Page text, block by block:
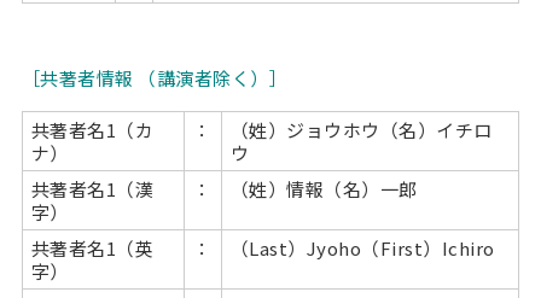
［共著者情報 （講演者除く）］
共著者名1（カ
ナ）
：
（姓）ジョウホウ（名）イチロ
ウ
共著者名1（漢
字）
： （姓）情報（名）一郎
共著者名1（英
字）
： （Last）Jyoho（First）Ichiro